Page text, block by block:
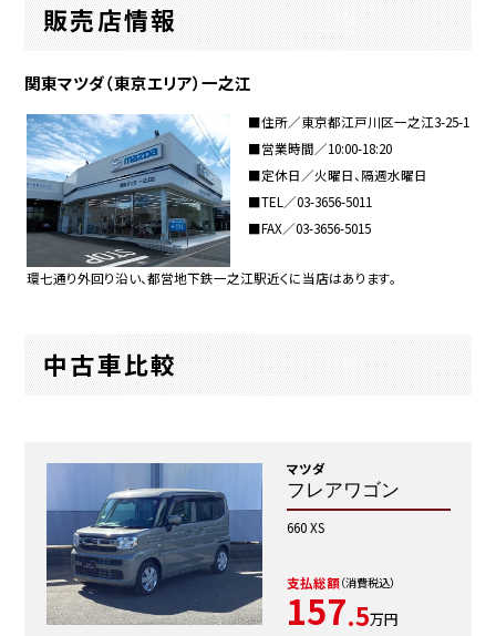
販売店情報
関東マツダ（東京エリア）一之江
■住所／東京都江戸川区一之江3-25-1
■営業時間／10:00-18:20
■定休日／火曜日、隔週水曜日
■TEL／03-3656-5011
■FAX／03-3656-5015
環七通り外回り沿い、都営地下鉄一之江駅近くに当店はあります。
中古車比較
マツダ
フレアワゴン
660 XS
支払総額（消費税込）
157.5万円